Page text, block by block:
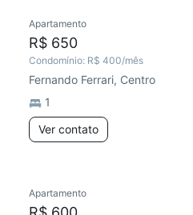
Apartamento
R$ 650
Condomínio: R$ 400/mês
Fernando Ferrari, Centro
1
Ver contato
Apartamento